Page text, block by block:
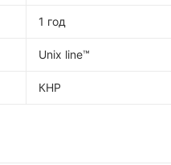
1 год
Unix line™
КНР